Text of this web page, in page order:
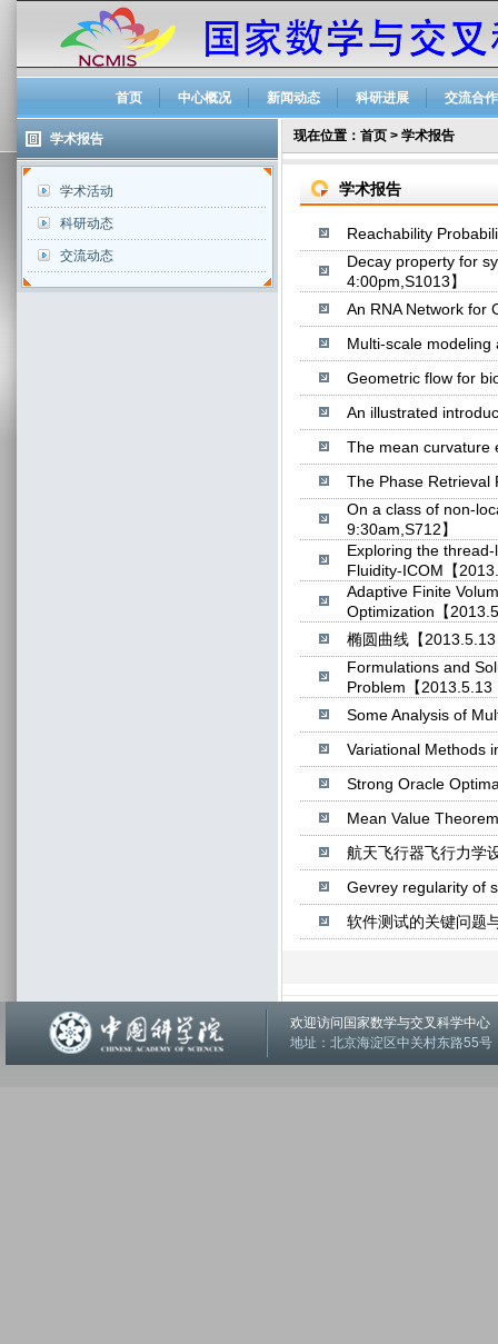
首页 中心概况 新闻动态 科研进展 交流合作
学术报告
学术活动
科研动态
交流动态
现在位置： 首页 > 学术报告
学术报告
Reachability
Decay property for
4:00pm,S1013】
An RNA Network for
Multi-scale
Geometric flow for
An illustrated
The mean curvature
The Phase Retrieval
On a class of non-
9:30am,S712】
Exploring the
Fluidity-ICOM【
Adaptive Finite
Optimization【
椭圆曲线【
Formulations and
Problem【
Some Analysis of
Variational Methods
Strong Oracle
Mean Value
航天飞行器飞行力学
Gevrey regularity of
软件测试的关键问题
欢迎访问国家数学与交叉科学中
地址：北京海淀区中关村东路55